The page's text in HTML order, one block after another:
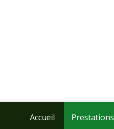
Accueil Prestations